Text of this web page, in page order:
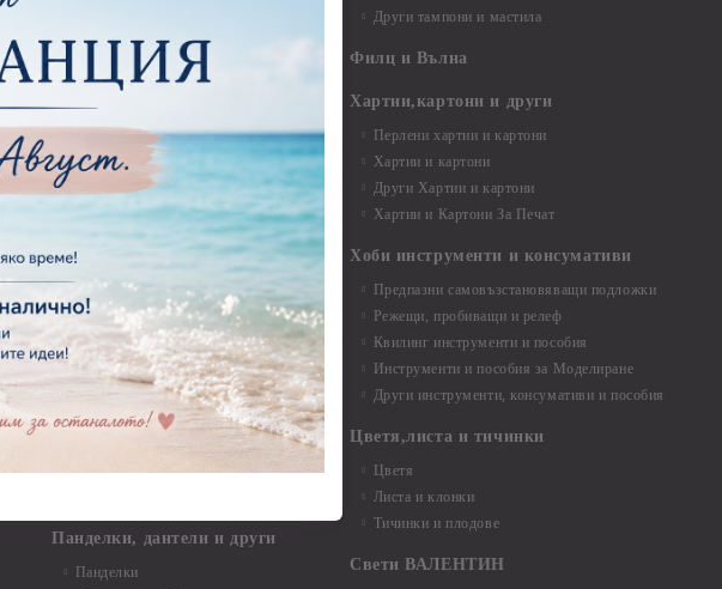
Макраме Основи - 7,00 - 15,00 см
Макраме Основи - над 15,00 см
Мебелен обков и аксесоари
Други аксесоари, материали и
инструменти
Моливи, маркери, химикали,
пастели и восъци
Восъци
Маркери, флумастери, химикали
Моливи
Панделки, дантели и други
Панделки
Други тампони и мастила
Филц и Вълна
Хартии,картони и други
Перлени хартии и картони
Хартии и картони
Други Хартии и картони
Хартии и Картони За Печат
Хоби инструменти и консумативи
Предпазни самовъзстановяващи подложки
Режещи, пробиващи и релеф
Квилинг инструменти и пособия
Инструменти и пособия за Моделиране
Други инструменти, консумативи и пособия
Цветя,листа и тичинки
Цветя
Листа и клонки
Тичинки и плодове
Свети ВАЛЕНТИН